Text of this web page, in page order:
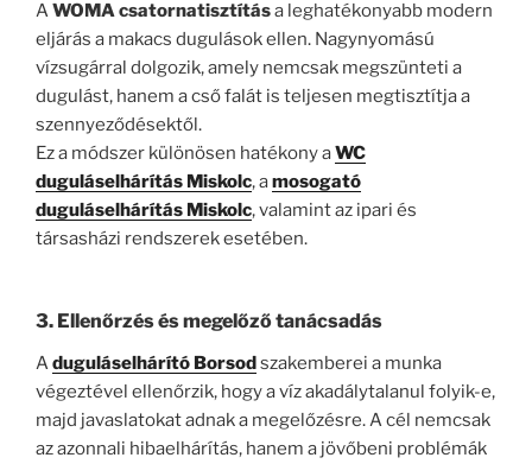
AWOMA csatornatisztítása leghatékonyabb modern
eljárás a makacs dugulások ellen. Nagynyomású
vízsugárral dolgozik, amely nemcsak megszünteti a
dugulást, hanem a cső falát is teljesen megtisztítja a
szennyeződésektől.
Ez a módszer különösen hatékony aWC
duguláselhárítás Miskolc, amosogató
duguláselhárítás Miskolc, valamint az ipari és
társasházi rendszerek esetében.
3. Ellenőrzés és megelőző tanácsadás
A duguláselhárító Borsodszakemberei a munka
végeztével ellenőrzik, hogy a víz akadálytalanul folyik-e,
majd javaslatokat adnak a megelőzésre. A cél nemcsak
az azonnali hibaelhárítás, hanem a jövőbeni problémák